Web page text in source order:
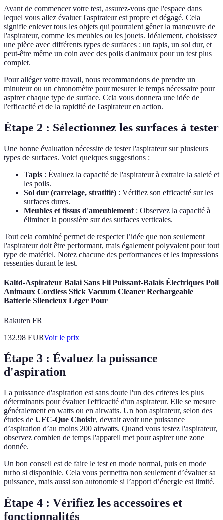
Avant de commencer votre test, assurez-vous que l'espace dans
lequel vous allez évaluer l'aspirateur est propre et dégagé. Cela
signifie enlever tous les objets qui pourraient gêner la manœuvre de
l'aspirateur, comme les meubles ou les jouets. Idéalement, choisissez
une pièce avec différents types de surfaces : un tapis, un sol dur, et
peut-être même un coin avec des poils d'animaux pour un test plus
complet.
Pour alléger votre travail, nous recommandons de prendre un
minuteur ou un chronomètre pour mesurer le temps nécessaire pour
aspirer chaque type de surface. Cela vous donnera une idée de
l'efficacité et de la rapidité de l'aspirateur en action.
Étape 2 : Sélectionnez les surfaces à tester
Une bonne évaluation nécessite de tester l'aspirateur sur plusieurs
types de surfaces. Voici quelques suggestions :
Tapis : Évaluez la capacité de l'aspirateur à extraire la saleté et
les poils.
Sol dur (carrelage, stratifié) : Vérifiez son efficacité sur les
surfaces dures.
Meubles et tissus d'ameublement : Observez la capacité à
éliminer la poussière sur des surfaces verticales.
Tout cela combiné permet de respecter l’idée que non seulement
l'aspirateur doit être performant, mais également polyvalent pour tout
type de matériel. Notez chacune des performances et les impressions
ressenties durant le test.
Kaltd-Aspirateur Balai Sans Fil Puissant-Balais Électriques Poil
Animaux Cordless Stick Vacuum Cleaner Rechargeable
Batterie Silencieux Léger Pour
Rakuten FR
132.98 EURVoir le prix
Étape 3 : Évaluez la puissance
d'aspiration
La puissance d'aspiration est sans doute l'un des critères les plus
déterminants pour évaluer l'efficacité d'un aspirateur. Elle se mesure
généralement en watts ou en airwatts. Un bon aspirateur, selon des
études de UFC-Que Choisir, devrait avoir une puissance
d’aspiration d’au moins 200 airwatts. Quand vous testez l'aspirateur,
observez combien de temps l'appareil met pour aspirer une zone
donnée.
Un bon conseil est de faire le test en mode normal, puis en mode
turbo si disponible. Cela vous permettra non seulement d’évaluer sa
puissance, mais aussi son autonomie si l’apport d’énergie est limité.
Étape 4 : Vérifiez les accessoires et
fonctionnalités